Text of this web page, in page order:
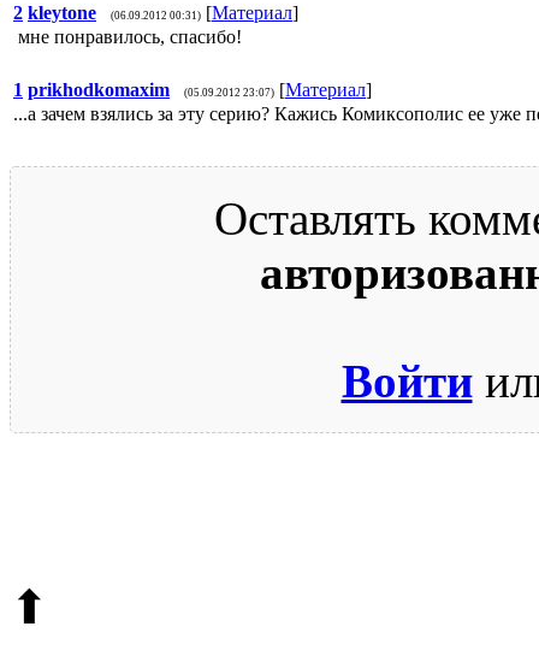
2 kleytone (06.09.2012 00:31) [Материал]
мне понравилось, спасибо!
1 prikhodkomaxim (05.09.2012 23:07) [Материал]
...а зачем взялись за эту серию? Кажись Комиксополис ее уже
Оставлять
Войти
⬆